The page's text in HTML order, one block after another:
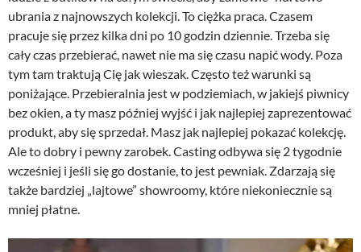
ubrania z najnowszych kolekcji. To ciężka praca. Czasem
pracuje się przez kilka dni po 10 godzin dziennie. Trzeba się
cały czas przebierać, nawet nie ma się czasu napić wody. Poza
tym tam traktują Cię jak wieszak. Często też warunki są
poniżające. Przebieralnia jest w podziemiach, w jakiejś piwnicy
bez okien, a ty masz później wyjść i jak najlepiej zaprezentować
produkt, aby się sprzedał. Masz jak najlepiej pokazać kolekcję.
Ale to dobry i pewny zarobek. Casting odbywa się 2 tygodnie
wcześniej i jeśli się go dostanie, to jest pewniak. Zdarzają się
także bardziej „lajtowe” showroomy, które niekoniecznie są
mniej płatne.